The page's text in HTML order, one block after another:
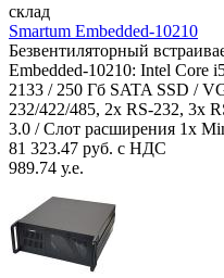
склад
Smartum Embedded-10210
Безвентиляторный
Embedded-10210: Intel Core
2133 / 250 Гб SATA SSD /
232/422/485, 2x RS-232, 3x
3.0 / Слот расширения 1x
81 323.47 руб. с НДС
989.74 у.е.